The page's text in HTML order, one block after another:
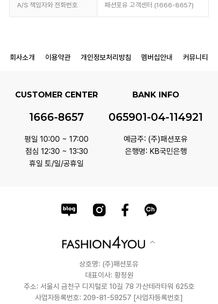
A/S 책임자와 전화번호 패션포유 고객센터 (1666-8657)
회사소개 이용약관 개인정보처리방침 멤버십안내 커뮤니티
CUSTOMER CENTER
1666-8657
평일 10:00 ~ 17:00
점심 12:30 ~ 13:30
휴일 토/일/공휴일
BANK INFO
065901-04-114921
예금주: (주)패션포유
은행명: KB국민은행
상호명: (주)패션포유
대표이사: 황정원
주소: 서울시 금천구 디지털로 10길 78 가산테라타워 625호
사업자등록번호: 209-81-59257 [사업자등록번호]